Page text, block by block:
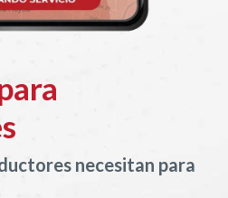
necesitan para